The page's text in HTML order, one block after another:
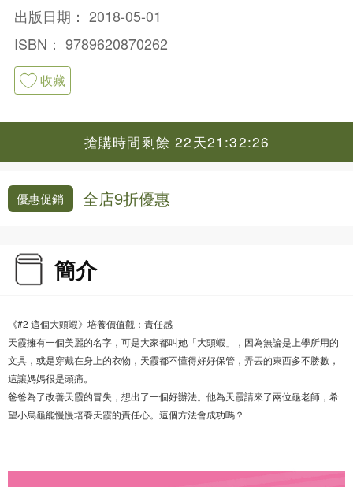
出版日期： 2018-05-01
ISBN： 9789620870262
收藏
搶購時間剩餘 22天21:32:25
優惠促銷 全店9折優惠
簡介
《#2 這個大頭蝦》培養價值觀：責任感
天霞擁有一個美麗的名字，可是大家都叫她「大頭蝦」，因為無論是上學所用的
文具，或是穿戴在身上的衣物，天霞都不懂得好好保管，弄丟的東西多不勝數，
這讓媽媽很是頭痛。
爸爸為了改善天霞的冒失，想出了一個好辦法。他為天霞請來了兩位龜老師，希
望小烏龜能慢慢培養天霞的責任心。這個方法會成功嗎？